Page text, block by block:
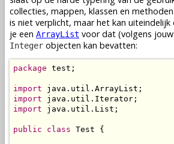
collecties, mappen, klassen en
is niet verplicht, maar het kan uiteindelijk
je een ArrayList voor dat (volgens
Integer objecten kan bevatten:
package test;
import
import
import java.util.List;
public class Test {